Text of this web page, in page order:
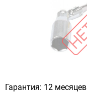
Гарантия: 12 месяцев